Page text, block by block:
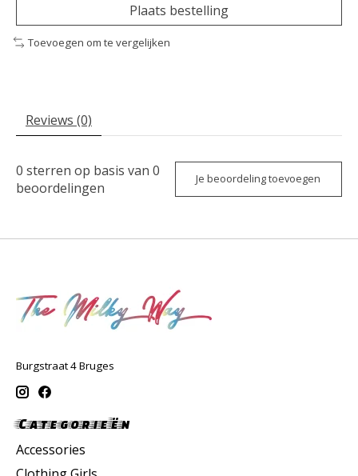
Plaats bestelling
Toevoegen om te vergelijken
Reviews (0)
0 sterren op basis van 0
beoordelingen
Je beoordeling toevoegen
Burgstraat 4 Bruges
Categorieën
Accessories